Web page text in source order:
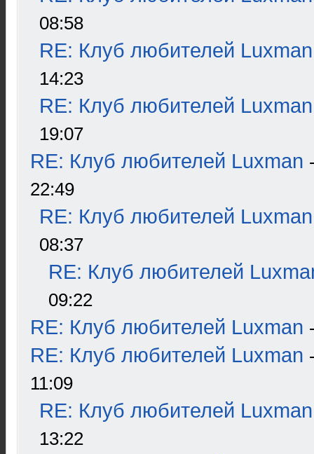
08:58
RE: Клуб любителей Luxman
14:23
RE: Клуб любителей Luxman
19:07
RE: Клуб любителей Luxman
22:49
RE: Клуб любителей Luxman
08:37
RE: Клуб любителей
09:22
RE: Клуб любителей Luxman
RE: Клуб любителей Luxman
11:09
RE: Клуб любителей Luxman
13:22